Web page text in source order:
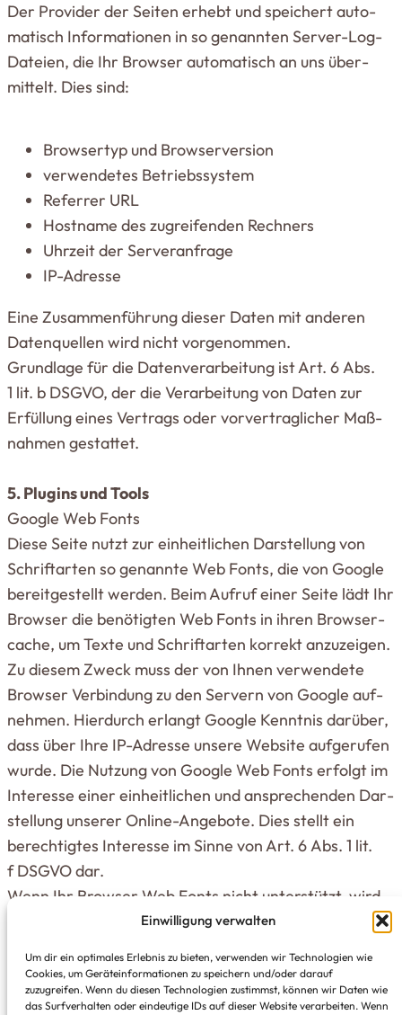
Einwilligung verwalten
Um dir ein optimales Erlebnis zu bieten, verwenden wir Technologien wie
Cookies, um Geräteinformationen zu speichern und/oder darauf
zuzugreifen. Wenn du diesen Technologien zustimmst, können wir Daten wie
das Surfverhalten oder eindeutige IDs auf dieser Website verarbeiten. Wenn
Der Pro­vider der Seiten erhebt und spei­chert auto­
ma­tisch Infor­ma­tionen in so genannten Server-Log-
Dateien, die Ihr Browser auto­ma­tisch an uns über­
mittelt. Dies sind:
Brow­sertyp und Browserversion
ver­wen­detes Betriebssystem
Referrer URL
Hostname des zugrei­fenden Rechners
Uhrzeit der Serveranfrage
IP-Adresse
Eine Zusam­men­führung dieser Daten mit anderen
Daten­quellen wird nicht vor­ge­nommen.
Grundlage für die Daten­ver­ar­beitung ist Art. 6 Abs.
1 lit. b DSGVO, der die Ver­ar­beitung von Daten zur
Erfüllung eines Ver­trags oder vor­ver­trag­licher Maß­
nahmen gestattet.
5. Plugins und Tools
Google Web Fonts
Diese Seite nutzt zur ein­heit­lichen Dar­stellung von
Schrift­arten so genannte Web Fonts, die von Google
bereit­ge­stellt werden. Beim Aufruf einer Seite lädt Ihr
Browser die benö­tigten Web Fonts in ihren Brow­ser­
cache, um Texte und Schrift­arten korrekt anzu­zeigen.
Zu diesem Zweck muss der von Ihnen ver­wendete
Browser Ver­bindung zu den Servern von Google auf­
nehmen. Hier­durch erlangt Google Kenntnis darüber,
dass über Ihre IP-Adresse unsere Website auf­ge­rufen
wurde. Die Nutzung von Google Web Fonts erfolgt im
Interesse einer ein­heit­lichen und anspre­chenden Dar­
stellung unserer Online-Angebote. Dies stellt ein
berech­tigtes Interesse im Sinne von Art. 6 Abs. 1 lit.
f DSGVO dar.
Wenn Ihr Browser Web Fonts nicht unter­stützt, wird
eine Stan­dard­schrift von Ihrem Com­puter genutzt.
Weitere Infor­ma­tionen zu Google Web Fonts finden
Sie unterhttps://​deve​lopers​.google​.com/​f​o​n​t​s​/​